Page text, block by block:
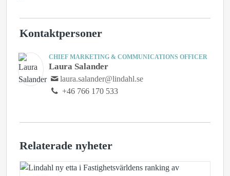
Kontaktpersoner
CHIEF MARKETING & COMMUNICATIONS OFFICER
Laura Salander
laura.salander@lindahl.se
+46 766 170 533
Relaterade nyheter